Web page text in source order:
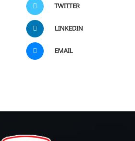
TWITTER
LINKEDIN
EMAIL